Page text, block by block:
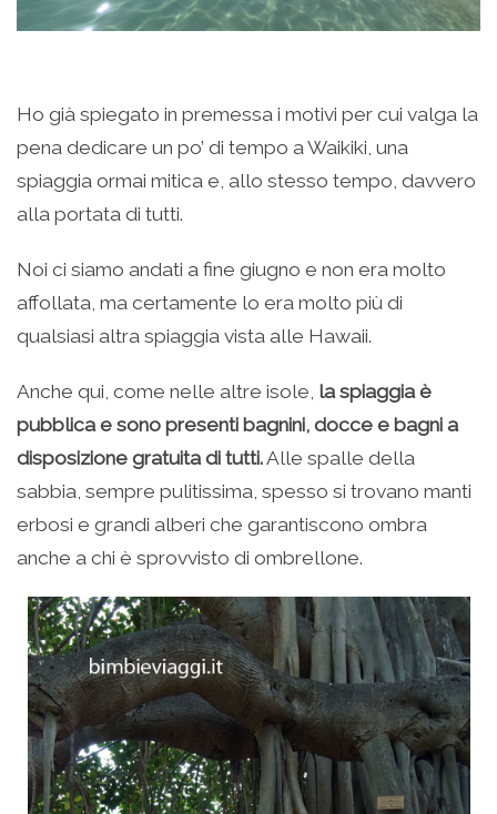
Ho già spiegato in premessa i motivi per cui valga la
pena dedicare un po’ di tempo a Waikiki, una
spiaggia ormai mitica e, allo stesso tempo, davvero
alla portata di tutti.
Noi ci siamo andati a fine giugno e non era molto
affollata, ma certamente lo era molto più di
qualsiasi altra spiaggia vista alle Hawaii.
Anche qui, come nelle altre isole, la spiaggia è
pubblica e sono presenti bagnini, docce e bagni a
disposizione gratuita di tutti.Alle spalle della
sabbia, sempre pulitissima, spesso si trovano manti
erbosi e grandi alberi che garantiscono ombra
anche a chi è sprovvisto di ombrellone.